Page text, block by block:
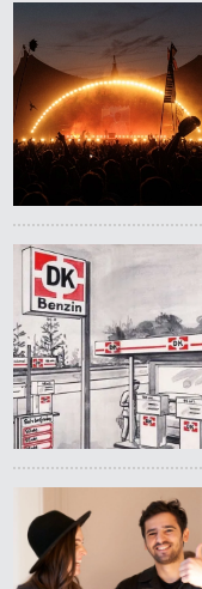
0,15 kr.
2 kg mel
7,53 kr.
Flybillet,
København-
Mallorca